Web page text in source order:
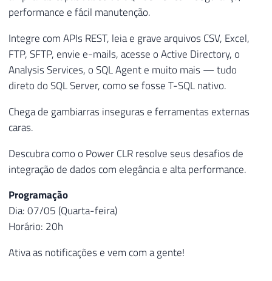
performance e fácil manutenção.
Integre com APIs REST, leia e grave arquivos CSV, Excel,
FTP, SFTP, envie e-mails, acesse o Active Directory, o
Analysis Services, o SQL Agent e muito mais — tudo
direto do SQL Server, como se fosse T-SQL nativo.
Chega de gambiarras inseguras e ferramentas externas
caras.
Descubra como o Power CLR resolve seus desafios de
integração de dados com elegância e alta performance.
Programação
Dia: 07/05 (Quarta-feira)
Horário: 20h
Ativa as notificações e vem com a gente!